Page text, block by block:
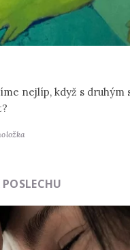
nejlíp, když s druhým